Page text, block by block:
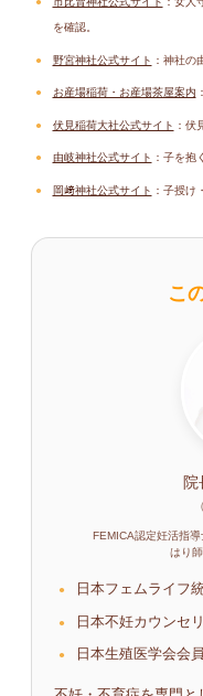
を確認。
野宮神社公式サイト ：神社の
お産場稲荷・お産場茶屋案内
伏見稲荷大社公式サイト ：伏
由岐神社公式サイト ：子を抱
岡﨑神社公式サイト ：子授け
こ
院
FEMICA認定妊活指導
はり
日本フェムライフ
日本不妊カウンセ
日本生殖医学会会員